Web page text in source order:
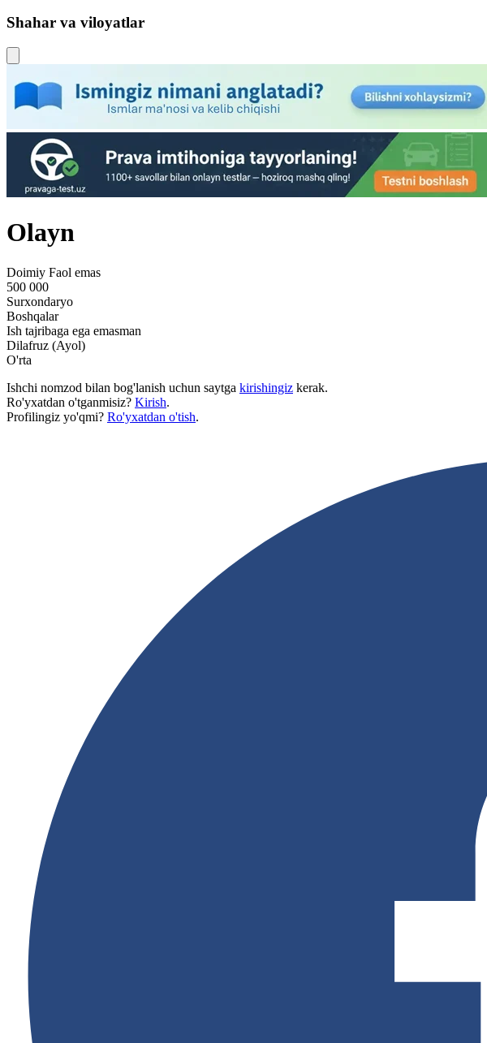
Shahar va viloyatlar
Olayn
Doimiy Faol emas
500 000
Surxondaryo
Boshqalar
Ish tajribaga ega emasman
Dilafruz (Ayol)
O'rta
Ishchi nomzod bilan bog'lanish uchun saytga kirishingiz kerak.
Ro'yxatdan o'tganmisiz? Kirish.
Profilingiz yo'qmi? Ro'yxatdan o'tish.